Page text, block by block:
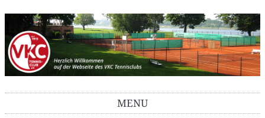
VKC Tennisclub
MENU